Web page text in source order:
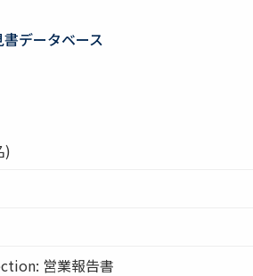
データベース
)
営業報告書